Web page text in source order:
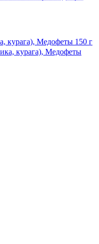
курага), Медофеты